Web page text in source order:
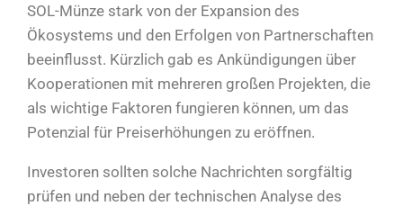
SOL-Münze stark von der Expansion des
Ökosystems und den Erfolgen von Partnerschaften
beeinflusst. Kürzlich gab es Ankündigungen über
Kooperationen mit mehreren großen Projekten, die
als wichtige Faktoren fungieren können, um das
Potenzial für Preiserhöhungen zu eröffnen.
Investoren sollten solche Nachrichten sorgfältig
prüfen und neben der technischen Analyse des